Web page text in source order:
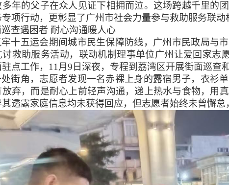
多年的父子在众人见证下相拥而泣。这场跨越千里的
项行动，更彰显了广州市社会力量参与救助服务联动
查遇困者 耐心沟通暖人心
牢十五运会期间城市民生保障防线，广州市民政局与
讨救助服务活动，联动机制理事单位广州让爱回家志
点工作，11月9日深夜，专程到荔湾区开展街面巡查
街角，志愿者发现一名赤裸上身的露宿男子，衣衫
放弃，而是耐心上前轻声沟通，递上热水与食物，用
透露家庭信息均未获得回应，但志愿者始终未曾懈怠